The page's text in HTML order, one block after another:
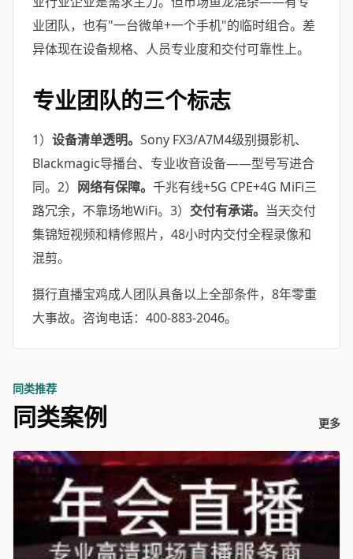
业团队，也有"一台微单+一个手机"的临时组合。差
异体现在设备规格、人员专业度和交付可靠性上。
专业团队的三个标志
1） 设备清单透明。 Sony FX3/A7M4级别摄影机、
Blackmagic导播台、专业收音设备——型号写进合
同。2） 网络有保障。 千兆有线+5G CPE+4G MiFi三
路冗余，不靠场地WiFi。3） 交付有承诺。 当天交付
集锦短视频和精修照片，48小时内交付全程录像和
混剪。
摄行直播宝鸡成人团队具备以上全部条件，8年零重
大事故。咨询电话：400-883-2046。
同类推荐
同类案例 更多